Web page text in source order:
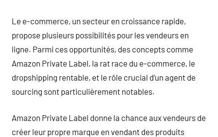
Le e-commerce, un secteur en croissance rapide,
propose plusieurs possibilités pour les vendeurs en
ligne. Parmi ces opportunités, des concepts comme
Amazon Private Label, la rat race du e-commerce, le
dropshipping rentable, et le rôle crucial d’un agent de
sourcing sont particulièrement notables.
Amazon Private Label donne la chance aux vendeurs de
créer leur propre marque en vendant des produits